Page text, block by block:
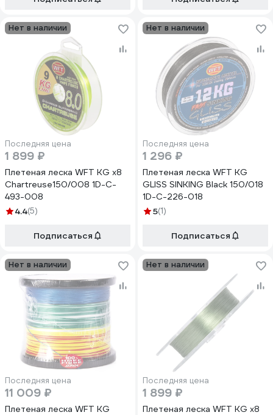
Нет в наличии
Последняя цена
1 899 ₽
Плетеная леска WFT KG x8
Chartreuse150/008 1D-C-
493-008
4.4(5)
Подписаться
Нет в наличии
Последняя цена
1 296 ₽
Плетеная леска WFT KG
GLISS SINKING Black 150/018
1D-C-226-018
5(1)
Подписаться
Нет в наличии
Последняя цена
11 009 ₽
Плетеная леска WFT KG
Нет в наличии
Последняя цена
1 899 ₽
Плетеная леска WFT KG x8